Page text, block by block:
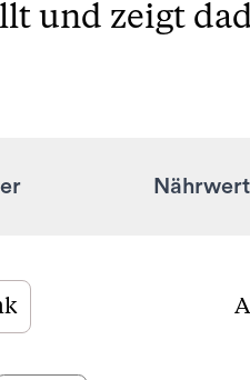
und zeigt